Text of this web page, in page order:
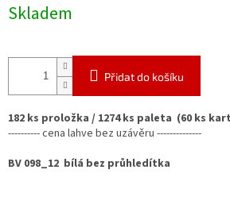
cena:
Skladem
Přidat do košíku
182 ks proložka / 1274 ks paleta (60 ks
----------cena lahve bez uzávěru --------------
BV 098_12 bílá bez průhledítka